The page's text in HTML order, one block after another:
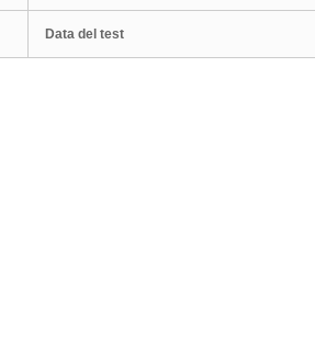
Data del test